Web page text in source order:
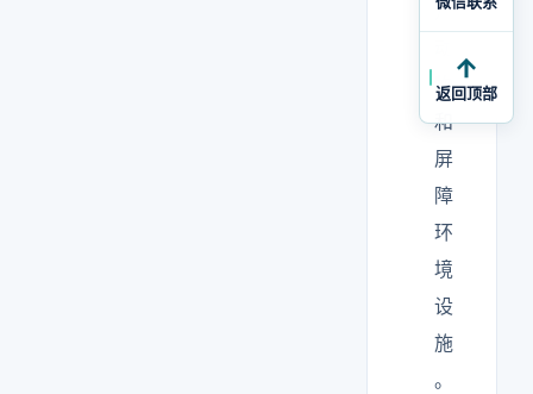
）
物
和
屏
障
环
境
设
施
。
返回顶部